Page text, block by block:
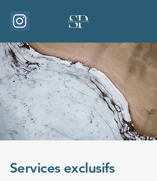
Services exclusifs